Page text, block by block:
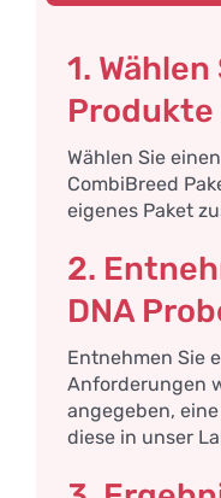
1.
Produkte
Wählen Sie
CombiBreed
eigenes Paket
2.
DNA
Entnehmen Sie
Anforderungen
angegeben,
diese in unser